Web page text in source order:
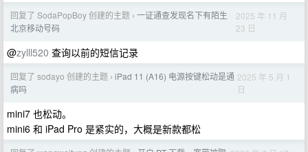
回复了 SodaPopBoy 创建的主题 › 一证通查发现名下有陌生
北京移动号码
2025 年 11 月
23 日
@zylll520 查询以前的短信记录
回复了 sodayo 创建的主题 › iPad 11 (A16) 电源按键松动是通
病吗
2025 年 5 月 1
日
mini7 也松动。
mini6 和 iPad Pro 是紧实的，大概是新款都松